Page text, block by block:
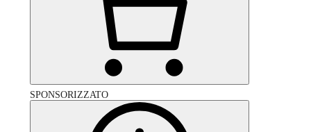
SPONSORIZZATO